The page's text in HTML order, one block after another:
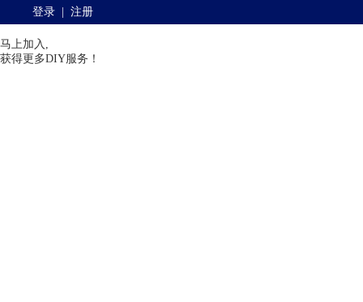
登录 注册
马上加入,
获得更多DIY服务！